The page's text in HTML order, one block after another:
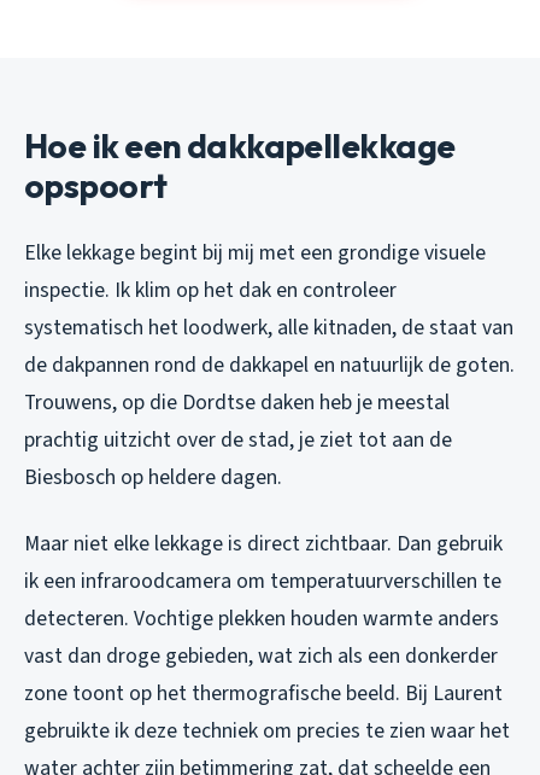
Hoe ik een dakkapellekkage
opspoort
Elke lekkage begint bij mij met een grondige visuele
inspectie. Ik klim op het dak en controleer
systematisch het loodwerk, alle kitnaden, de staat van
de dakpannen rond de dakkapel en natuurlijk de goten.
Trouwens, op die Dordtse daken heb je meestal
prachtig uitzicht over de stad, je ziet tot aan de
Biesbosch op heldere dagen.
Maar niet elke lekkage is direct zichtbaar. Dan gebruik
ik een infraroodcamera om temperatuurverschillen te
detecteren. Vochtige plekken houden warmte anders
vast dan droge gebieden, wat zich als een donkerder
zone toont op het thermografische beeld. Bij Laurent
gebruikte ik deze techniek om precies te zien waar het
water achter zijn betimmering zat, dat scheelde een